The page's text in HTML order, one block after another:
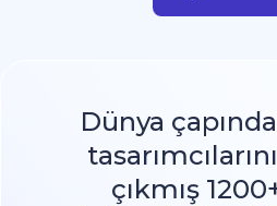
Dünya
çıkmış